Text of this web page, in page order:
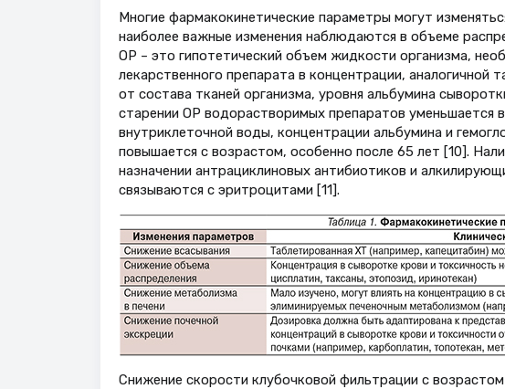
Многие фармакокинетические параметры могут
наиболее важные изменения наблюдаются в объеме
ОР – это гипотетический объем жидкости организма,
лекарственного препарата в концентрации, аналогичной
от состава тканей организма, уровня альбумина
старении ОР водорастворимых препаратов уменьшается
внутриклеточной воды, концентрации альбумина и
повышается с возрастом, особенно после 65 лет [10].
назначении антрациклиновых антибиотиков и
связываются с эритроцитами [11].
Снижение скорости клубочковой фильтрации с